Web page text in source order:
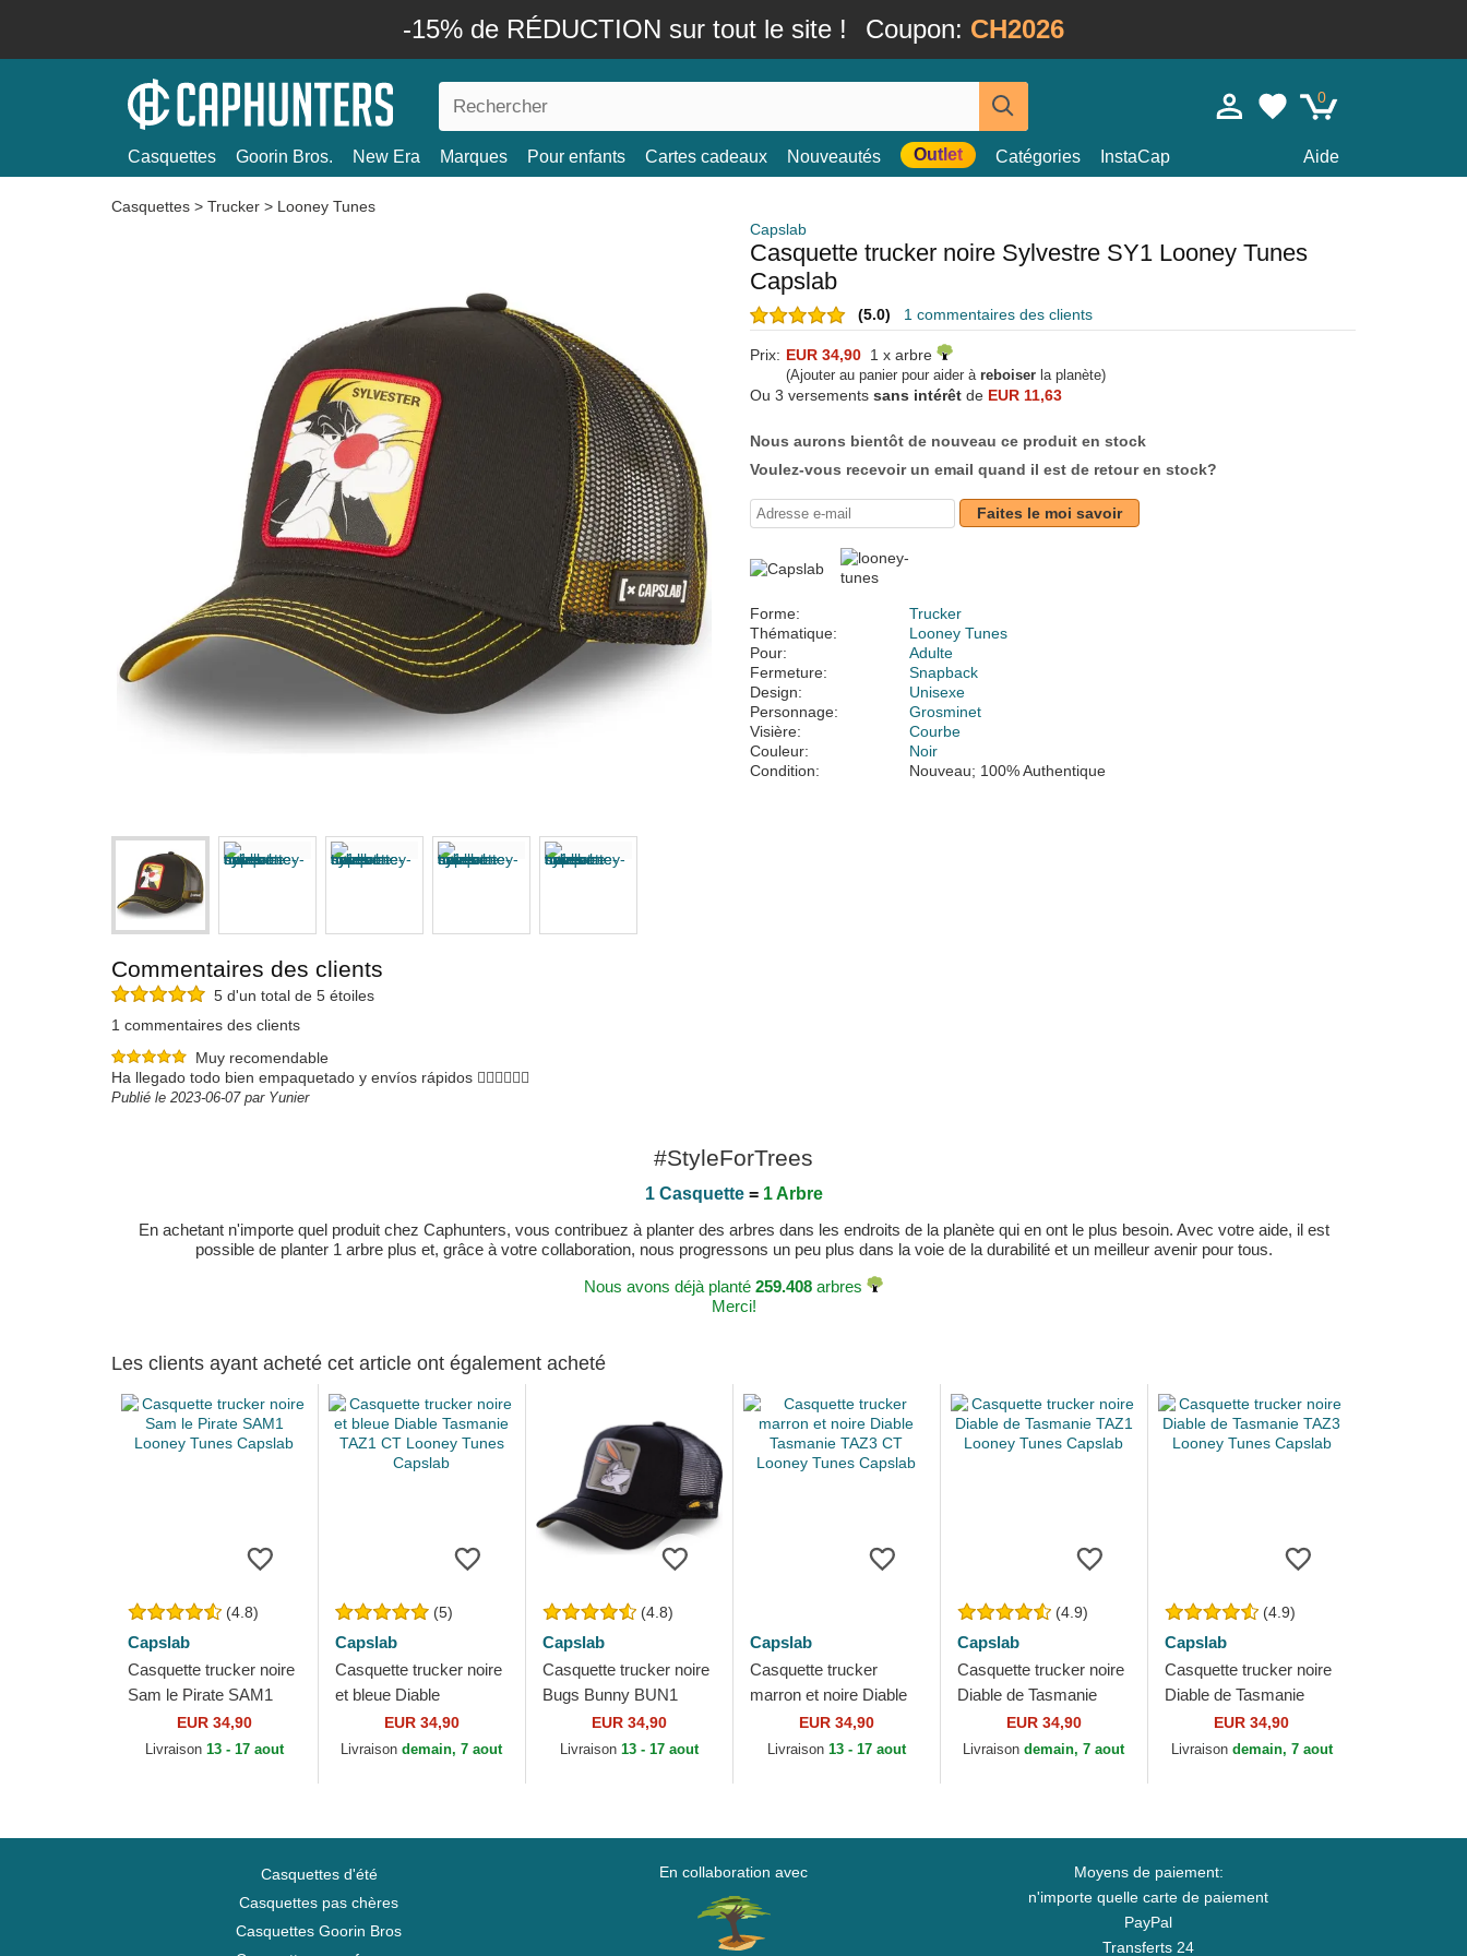
-15% de RÉDUCTION sur tout le site ! Coupon: CH2026
0
Casquettes Goorin Bros. New Era Marques Pour enfants Cartes cadeaux Nouveautés Outlet Catégories InstaCap Aide
Casquettes > Trucker > Looney Tunes
Capslab
Casquette trucker noire Sylvestre SY1 Looney Tunes
Capslab
(5.0) 1 commentaires des clients
Prix: EUR 34,90 1 x arbre
(Ajouter au panier pour aider à reboiser la planète)
Ou 3 versements sans intérêt de EUR 11,63
Nous aurons bientôt de nouveau ce produit en stock
Voulez-vous recevoir un email quand il est de retour en stock?
Faites le moi savoir
Forme:
Trucker
Thématique:
Looney Tunes
Pour:
Adulte
Fermeture:
Snapback
Design:
Unisexe
Personnage:
Grosminet
Visière:
Courbe
Couleur:
Noir
Condition:
Nouveau; 100% Authentique
Commentaires des clients
5 d'un total de 5 étoiles
1 commentaires des clients
Muy recomendable
Ha llegado todo bien empaquetado y envíos rápidos 👌🏻👌🏻👌🏻
Publié le 2023-06-07 par Yunier
#StyleForTrees
1 Casquette= 1 Arbre
En achetant n'importe quel produit chez Caphunters, vous contribuez à planter des arbres dans les endroits de la planète qui en ont le plus besoin. Avec votre aide, il est
possible de planter 1 arbre plus et, grâce à votre collaboration, nous progressons un peu plus dans la voie de la durabilité et un meilleur avenir pour tous.
Nous avons déjà planté 259.408 arbres
Merci!
Les clients ayant acheté cet article ont également acheté
(4.8)
Capslab
Casquette trucker noire
Sam le Pirate SAM1
Looney Tunes Capslab
EUR 34,90
Livraison 13 - 17 aout
(5)
Capslab
Casquette trucker noire
et bleue Diable
Tasmanie TAZ1 CT
Looney Tunes Capslab
EUR 34,90
Livraisondemain, 7 aout
(4.8)
Capslab
Casquette trucker noire
Bugs Bunny BUN1
Looney Tunes Capslab
EUR 34,90
Livraison 13 - 17 aout
Capslab
Casquette trucker
marron et noire Diable
Tasmanie TAZ3 CT
Looney Tunes Capslab
EUR 34,90
Livraison 13 - 17 aout
(4.9)
Capslab
Casquette trucker noire
Diable de Tasmanie
TAZ1 Looney Tunes
Capslab
EUR 34,90
Livraisondemain, 7 aout
(4.9)
Capslab
Casquette trucker noire
Diable de Tasmanie
TAZ3 Looney Tunes
Capslab
EUR 34,90
Livraison demain, 7 aout
Casquettes d'été
Casquettes pas chères
Casquettes Goorin Bros
En collaboration avec
Moyens de paiement:
n'importe quelle carte de paiement
PayPal
Transferts 24